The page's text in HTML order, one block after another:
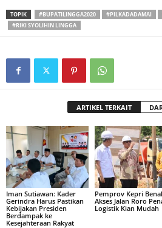
TOPIK #BUPATILINGGA2020 #PILKADADAMAI
#RIKI SYOLIHIN LINGGA
ARTIKEL TERKAIT
Iman Sutiawan: Kader
Gerindra Harus Pastikan
Kebijakan Presiden
Berdampak ke
Kesejahteraan Rakyat
Pemprov Kepri
Akses Jalan Roro
Logistik Kian Mudah